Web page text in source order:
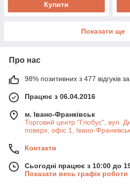
Купити
Показати ще
Про нас
98% позитивних з 477 відгуків за
Працює з 06.04.2016
м. Івано-Франківськ
Торговий центр "Глобус", вул.
поверх, офіс 1, Івано-
Контакти
Сьогодні працює з 10:00 до
Показати весь графік роботи